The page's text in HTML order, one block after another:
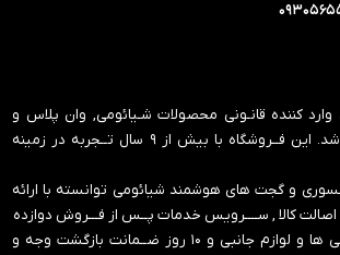
وارد کننده قانـونی محصولات شـیائومی, وان پلاس و
نـاثینگ در ایران می باشد. این فــروشگاه با بیش از ۹ سال تــجربه در زمینه
و گجت های هوشمند شیائومی توانسته با ارائه
کالا , ســــرویس خدمات پــس از فـــروش دوازده
تا هجده ماه برای گوشی ها و لوازم جانبی و ‍۱۰ روز ضــمانت بازگشت وجه و